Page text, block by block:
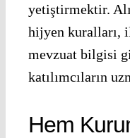
yetiştirmektir.
hijyen kuralları,
mevzuat bilgisi
katılımcıların
Hem